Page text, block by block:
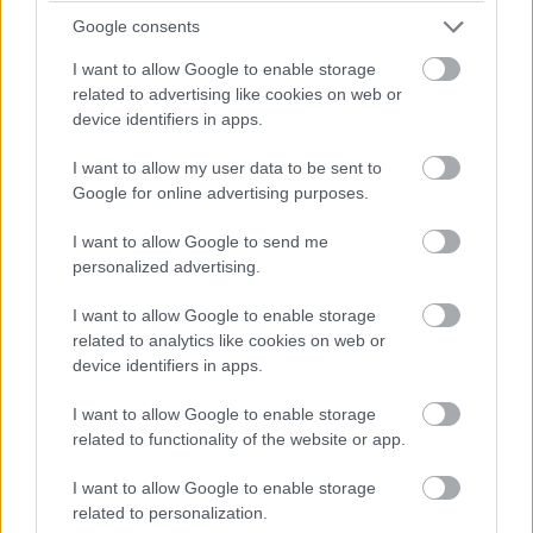
Google consents
I want to allow Google to enable storage
related to advertising like cookies on web or
device identifiers in apps.
I want to allow my user data to be sent to
Google for online advertising purposes.
I want to allow Google to send me
personalized advertising.
I want to allow Google to enable storage
related to analytics like cookies on web or
device identifiers in apps.
I want to allow Google to enable storage
related to functionality of the website or app.
I want to allow Google to enable storage
related to personalization.
tapeta na stene Sandberg
Veľkoformátová tapeta Morängen od značky Sandberg je
digitálne tlačená, a tak pôsobí v ako nástenná maľba. Keďže je
netkaná, ľahko sa aplikuje pomocou lepidla, ktoré sa nanáša
priamo na stenu. Vliesové tapety, ako je táto, majú vysokú